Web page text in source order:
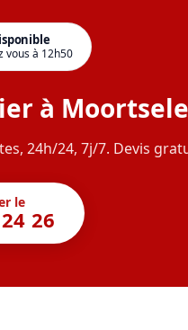
vous à 12h50
à
24h/24, 7j/7. Devis
le
26